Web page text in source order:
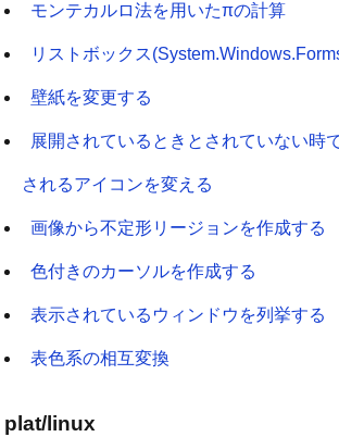
モンテカルロ法を用いたπの計算
リストボックス
壁紙を変更する
展開されているときとされていない時
されるアイコンを変える
画像から不定形リージョンを作成する
色付きのカーソルを作成する
表示されているウィンドウを列挙する
表色系の相互変換
plat/linux